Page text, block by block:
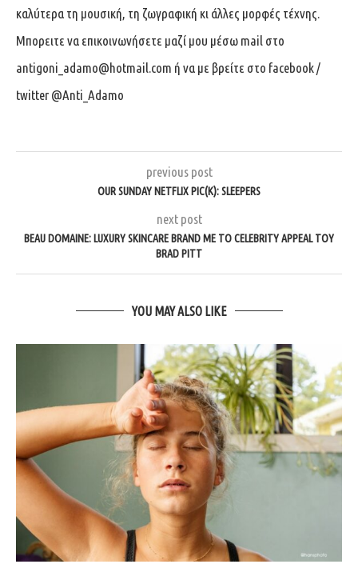
καλύτερα τη μουσική, τη ζωγραφική κι άλλες μορφές τέχνης.
Μπορειτε να επικοινωνήσετε μαζί μου μέσω mail στο
antigoni_adamo@hotmail.com ή να με βρείτε στο facebook /
twitter @Anti_Adamo
previous post
OUR SUNDAY NETFLIX PIC(K): SLEEPERS
next post
BEAU DOMAINE: LUXURY SKINCARE BRAND ΜΕ ΤΟ CELEBRITY APPEAL ΤΟΥ
BRAD PITT
YOU MAY ALSO LIKE